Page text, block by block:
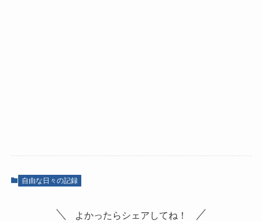
自由な日々の記録
よかったらシェアしてね！